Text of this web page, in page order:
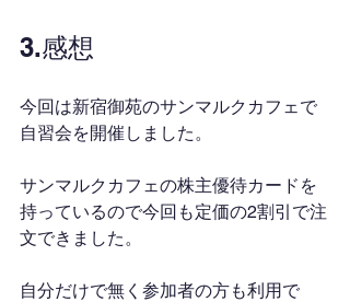
3.感想
今回は新宿御苑のサンマルクカフェで
自習会を開催しました。
サンマルクカフェの株主優待カードを
持っているので今回も定価の2割引で注
文できました。
自分だけで無く参加者の方も利用で